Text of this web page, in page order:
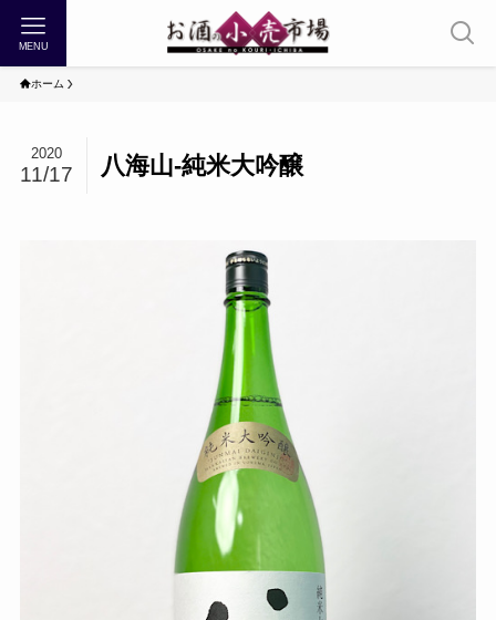
MENU
ホーム
八海山-純米大吟醸
2020
11/17